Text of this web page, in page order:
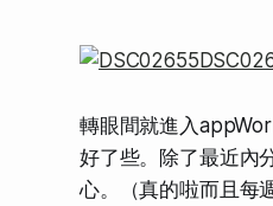
轉眼間就進入
好了些。除了最近內
心。（真的啦而且每